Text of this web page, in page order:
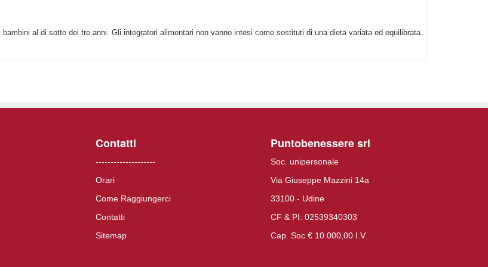
al di sotto dei tre anni. Gli integratori alimentari non vanno intesi come sostituti di una dieta variata ed equilibrata.
Contatti
--------------------
Orari
Come Raggiungerci
Contatti
Sitemap
Puntobenessere srl
Soc. unipersonale
Via Giuseppe Mazzini 14a
33100 - Udine
CF & PI: 02539340303
Cap. Soc € 10.000,00 I.V.